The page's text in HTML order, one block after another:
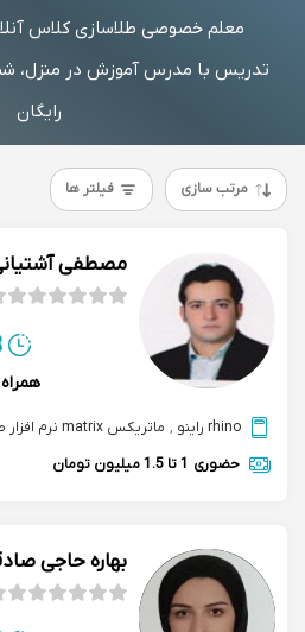
معلم خصوصی طلاسازی کلاس
تدریس با مدرس آموزش در منزل،
رایگان
مرتب سازی فیلتر ها
مصطفی
rhino راینو , ماتریکس matrix نرم افزار طراحی طلا و جواهر
حضوری 1 تا 1.5 میلیون تومان
بهاره حاجی